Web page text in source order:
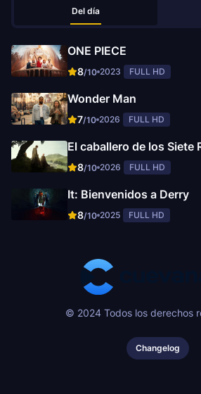
Del día
ONE PIECE
8/10 2023 FULL HD
Wonder Man
7/10 2026 FULL HD
El caballero de los Siete
8/10 2026 FULL HD
It: Bienvenidos a Derry
8/10 2025 FULL HD
© 2024 Todos los derechos
Changelog